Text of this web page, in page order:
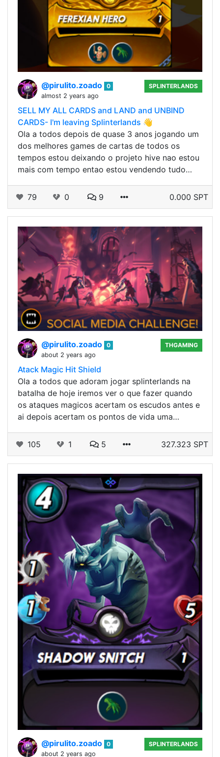
@pirulito.zoado 0
almost 2 years ago
SPLINTERLANDS
SELL MY ALL CARDS and LAND and UNBIND
CARDS- I'm leaving Splinterlands 👋
Ola a todos depois de quase 3 anos jogando um
dos melhores games de cartas de todos os
tempos estou deixando o projeto hive nao estou
mais com tempo entao estou vendendo tudo…
79 0 9 0.000 SPT
@pirulito.zoado 0
about 2 years ago
THGAMING
Atack Magic Hit Shield
Ola a todos que adoram jogar splinterlands na
batalha de hoje iremos ver o que fazer quando
os ataques magicos acertam os escudos antes e
ai depois acertam os pontos de vida uma…
105 1 5 327.323 SPT
@pirulito.zoado 0
about 2 years ago
SPLINTERLANDS